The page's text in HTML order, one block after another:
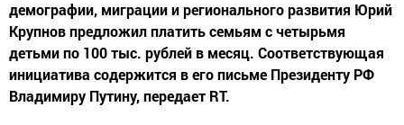
демографии, миграции и регионального развития Юрий
Крупнов предложил платить семьям с четырьмя
детьми по 100 тыс. рублей в месяц. Соответствующая
инициатива содержится в его письме Президенту РФ
Владимиру Путину, передает RT.